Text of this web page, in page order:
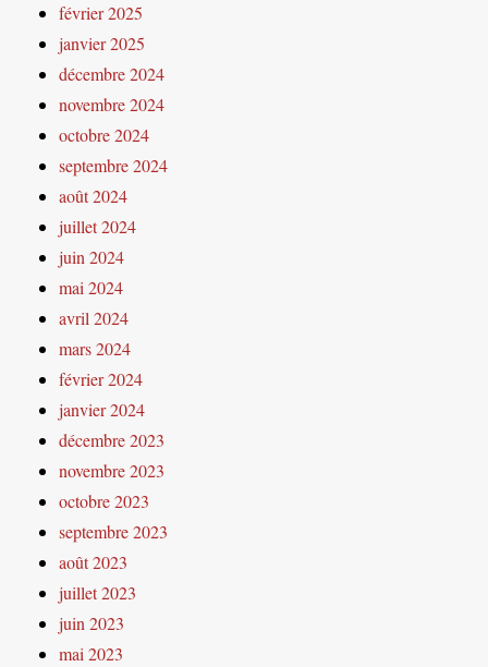
février 2025
janvier 2025
décembre 2024
novembre 2024
octobre 2024
septembre 2024
août 2024
juillet 2024
juin 2024
mai 2024
avril 2024
mars 2024
février 2024
janvier 2024
décembre 2023
novembre 2023
octobre 2023
septembre 2023
août 2023
juillet 2023
juin 2023
mai 2023